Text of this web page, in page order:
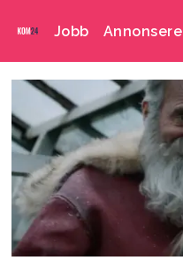
Jobb Annonsere
Emne:
in
those
days